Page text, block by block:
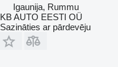
Igaunija, Rummu
KB AUTO EESTI OÜ
Sazināties ar pārdevēju